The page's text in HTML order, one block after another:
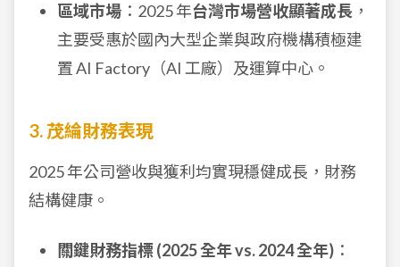
區域市場 ：2025 年台灣市場營收顯著成長 ，
主要受惠於國內大型企業與政府機構積極建
置 AI Factory（AI 工廠）及運算中心。
3. 茂綸財務表現
2025 年公司營收與獲利均實現穩健成長，財務
結構健康。
關鍵財務指標 (2025 全年 vs. 2024 全年) ：